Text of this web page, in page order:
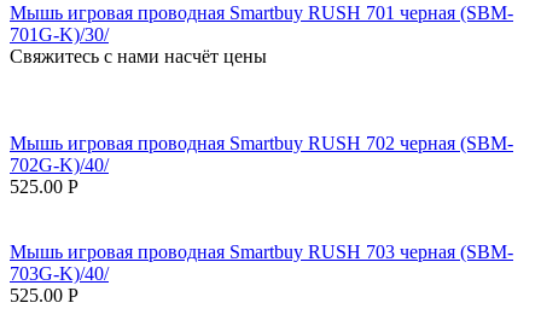
Мышь игровая проводная Smartbuy RUSH 701 черная (SBM-
701G-K)/30/
Свяжитесь с нами насчёт цены
Мышь игровая проводная Smartbuy RUSH 702 черная (SBM-
702G-K)/40/
525.00 Р
Мышь игровая проводная Smartbuy RUSH 703 черная (SBM-
703G-K)/40/
525.00 Р